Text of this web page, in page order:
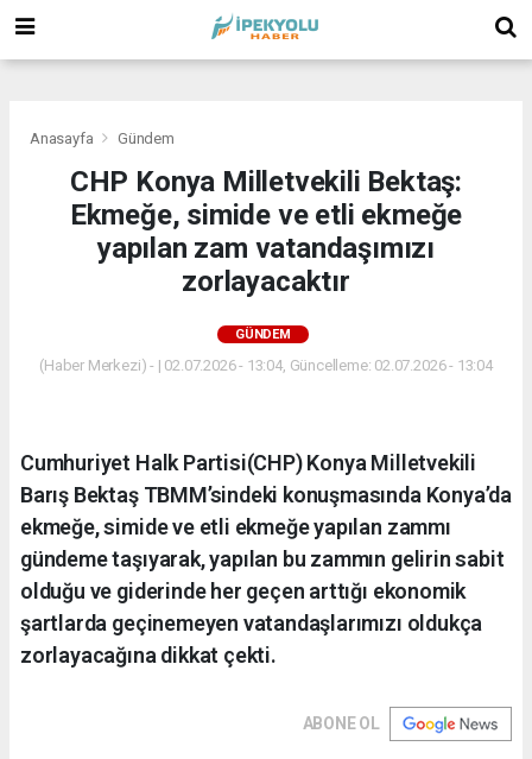
Anasayfa Gündem
CHP Konya Milletvekili Bektaş:
Ekmeğe, simide ve etli ekmeğe
yapılan zam vatandaşımızı
zorlayacaktır
GÜNDEM
(Haber Merkezi) - | 02.07.2026 - 13:04, Güncelleme: 02.07.2026 - 13:04
Cumhuriyet Halk Partisi(CHP) Konya Milletvekili
Barış Bektaş TBMM’sindeki konuşmasında Konya’da
ekmeğe, simide ve etli ekmeğe yapılan zammı
gündeme taşıyarak, yapılan bu zammın gelirin sabit
olduğu ve giderinde her geçen arttığı ekonomik
şartlarda geçinemeyen vatandaşlarımızı oldukça
zorlayacağına dikkat çekti.
ABONE OL